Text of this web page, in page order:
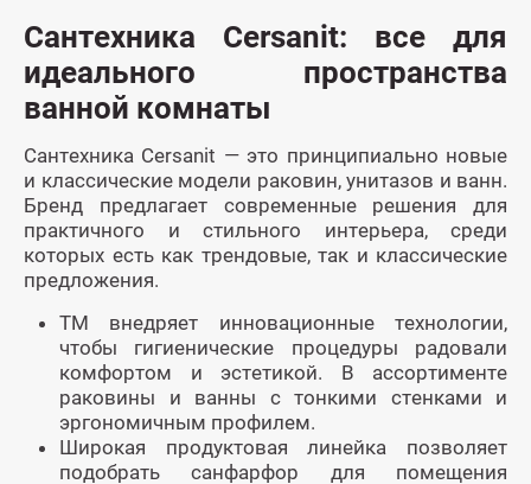
Сантехника Cersanit: все для
идеального пространства
ванной комнаты
Сантехника Cersanit — это принципиально новые
и классические модели раковин, унитазов и ванн.
Бренд предлагает современные решения для
практичного и стильного интерьера, среди
которых есть как трендовые, так и классические
предложения.
ТМ внедряет инновационные технологии,
чтобы гигиенические процедуры радовали
комфортом и эстетикой. В ассортименте
раковины и ванны с тонкими стенками и
эргономичным профилем.
Широкая продуктовая линейка позволяет
подобрать санфарфор для помещения